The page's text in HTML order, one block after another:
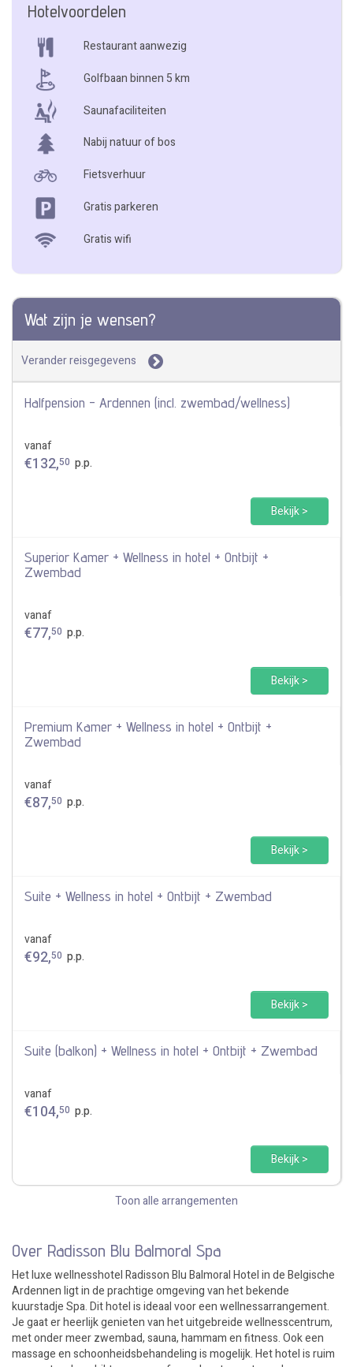
Hotelvoordelen
Restaurant aanwezig
Golfbaan binnen 5 km
Saunafaciliteiten
Nabij natuur of bos
Fietsverhuur
Gratis parkeren
Gratis wifi
Wat zijn je wensen?
Verander reisgegevens
Halfpension - Ardennen (incl. zwembad/wellness)
vanaf
€132,50 p.p.
Bekijk >
Superior Kamer + Wellness in hotel + Ontbijt +
Zwembad
vanaf
€77,50 p.p.
Bekijk >
Premium Kamer + Wellness in hotel + Ontbijt +
Zwembad
vanaf
€87,50 p.p.
Bekijk >
Suite + Wellness in hotel + Ontbijt + Zwembad
vanaf
€92,50 p.p.
Bekijk >
Suite (balkon) + Wellness in hotel + Ontbijt + Zwembad
vanaf
€104,50 p.p.
Bekijk >
Toon alle arrangementen
Over Radisson Blu Balmoral Spa
Het luxe wellnesshotel Radisson Blu Balmoral Hotel in de Belgische
Ardennen ligt in de prachtige omgeving van het bekende
kuurstadje Spa. Dit hotel is ideaal voor een wellnessarrangement.
Je gaat er heerlijk genieten van het uitgebreide wellnesscentrum,
met onder meer zwembad, sauna, hammam en fitness. Ook een
massage en schoonheidsbehandeling is mogelijk. Het hotel is ruim